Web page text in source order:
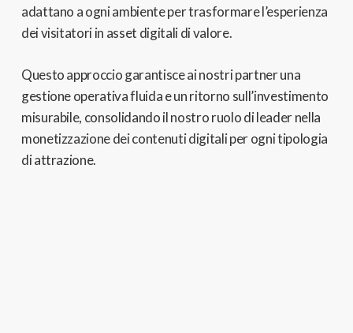
adattano a ogni ambiente per trasformare l’esperienza
dei visitatori in asset digitali di valore.
Questo approccio garantisce ai nostri partner una
gestione operativa fluida e un ritorno sull’investimento
misurabile, consolidando il nostro ruolo di leader nella
monetizzazione dei contenuti digitali per ogni tipologia
di attrazione.